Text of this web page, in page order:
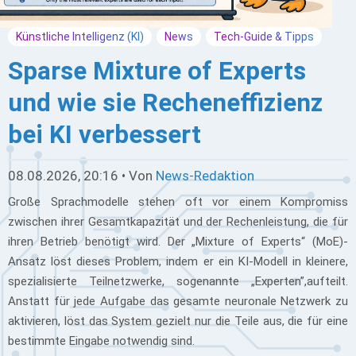
Künstliche Intelligenz (KI) News Tech-Guide & Tipps
Sparse Mixture of Experts
und wie sie Recheneffizienz
bei KI verbessert
08.08.2026, 20:16 • Von News-Redaktion
Große Sprachmodelle stehen oft vor einem Kompromiss
zwischen ihrer Gesamtkapazität und der Rechenleistung, die für
ihren Betrieb benötigt wird. Der „Mixture of Experts“ (MoE)-
Ansatz löst dieses Problem, indem er ein KI-Modell in kleinere,
spezialisierte Teilnetzwerke, sogenannte „Experten”,aufteilt.
Anstatt für jede Aufgabe das gesamte neuronale Netzwerk zu
aktivieren, löst das System gezielt nur die Teile aus, die für eine
bestimmte Eingabe notwendig sind.